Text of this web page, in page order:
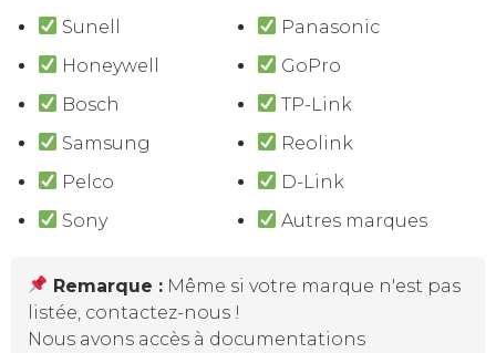
Sunell
Honeywell
Bosch
Samsung
Pelco
Sony
Panasonic
GoPro
TP-Link
Reolink
D-Link
Autres marques
Remarque : Même si votre marque n'est pas
listée, contactez-nous !
Nous avons accès à documentations